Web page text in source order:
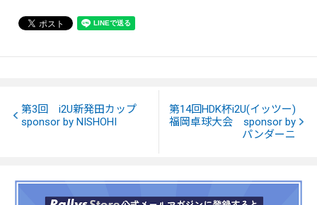
第3回 i2U新発田カップ
sponsor by NISHOHI
第14回HDK杯i2U(イッツー)
福岡卓球大会 sponsor by
パンダーニ